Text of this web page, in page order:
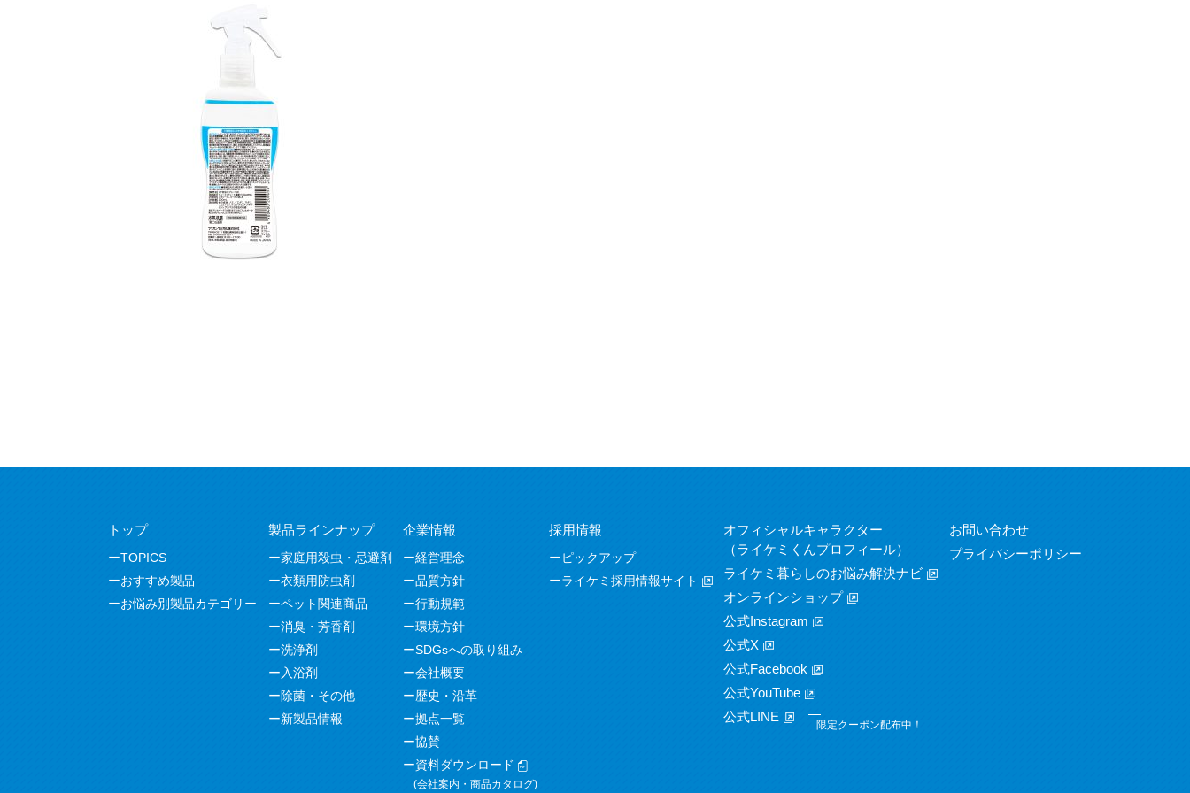
トップ
TOPICS
おすすめ製品
お悩み別製品カテゴリー
製品ラインナップ
家庭用殺虫・忌避剤
衣類用防虫剤
ペット関連商品
消臭・芳香剤
洗浄剤
入浴剤
除菌・その他
新製品情報
企業情報
経営理念
品質方針
行動規範
環境方針
SDGsへの取り組み
会社概要
歴史・沿革
拠点一覧
協賛
資料ダウンロード
(会社案内・商品カタログ)
採用情報
ピックアップ
ライケミ採用情報サイト
オフィシャルキャラクター
（ライケミくんプロフィール）
ライケミ暮らしのお悩み解決ナビ
オンラインショップ
公式Instagram
公式X
公式Facebook
公式YouTube
公式LINE
限定クーポン配布中！
お問い合わせ
プライバシーポリシー